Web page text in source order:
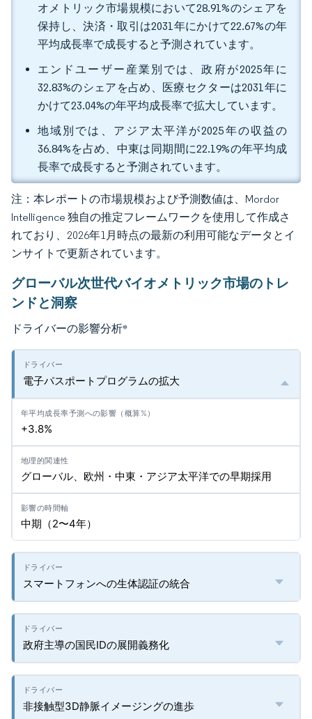
オメトリック市場規模において28.91%のシェアを
保持し、決済・取引は2031年にかけて22.67%の年
平均成長率で成長すると予測されています。
エンドユーザー産業別では、政府が2025年に
32.83%のシェアを占め、医療セクターは2031年に
かけて23.04%の年平均成長率で拡大しています。
地域別では、アジア太平洋が2025年の収益の
36.84%を占め、中東は同期間に22.19%の年平均成
長率で成長すると予測されています。
注：本レポートの市場規模および予測数値は、Mordor
Intelligence 独自の推定フレームワークを使用して作成さ
れており、2026年1月時点の最新の利用可能なデータとイ
ンサイトで更新されています。
グローバル次世代バイオメトリック市場のトレ
ンドと洞察
ドライバーの影響分析*
電子パスポートプログラムの拡大
+3.8%
グローバル、欧州・中東・アジア太平洋での早期採用
中期（2〜4年）
スマートフォンへの生体認証の統合
政府主導の国民IDの展開義務化
非接触型3D静脈イメージングの進歩